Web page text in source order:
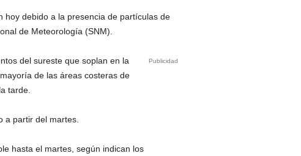
hoy debido a la presencia de partículas de
de Meteorología (SNM).
Publicidad
del sureste que soplan en la
de las áreas costeras de
tarde.
a partir del martes.
hasta el martes, según indican los